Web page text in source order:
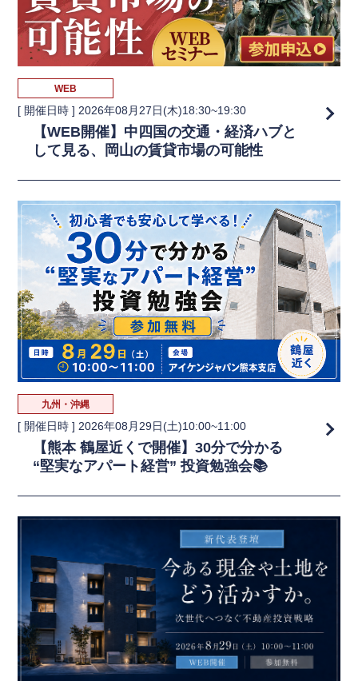
WEB
[ 開催日時 ] 2026年08月27日(木)18:30~19:30
【WEB開催】中四国の交通・経済ハブと
して見る、岡山の賃貸市場の可能性
九州・沖縄
[ 開催日時 ] 2026年08月29日(土)10:00~11:00
【熊本 鶴屋近くで開催】30分で分かる
“堅実なアパート経営” 投資勉強会📚